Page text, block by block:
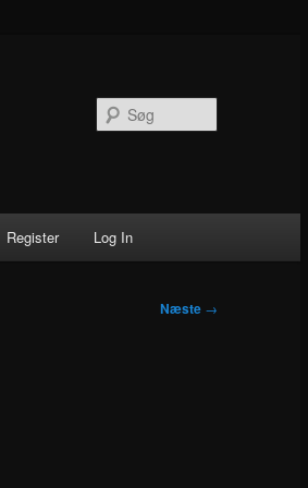
Register Log In
Næste →